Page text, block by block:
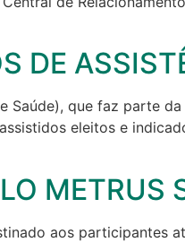
DE
Saúde), que faz parte
eleitos e
METRUS
aos participantes